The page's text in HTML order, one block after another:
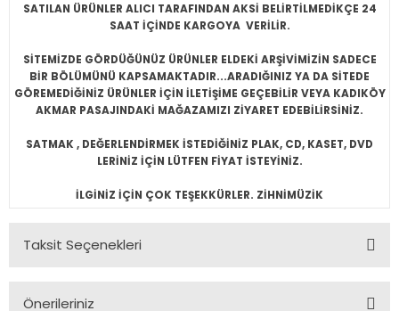
SATILAN ÜRÜNLER ALICI TARAFINDAN AKSİ BELİRTİLMEDİKÇE 24
SAAT İÇİNDE KARGOYA VERİLİR.
SİTEMİZDE GÖRDÜĞÜNÜZ ÜRÜNLER ELDEKİ ARŞİVİMİZİN SADECE
BİR BÖLÜMÜNÜ KAPSAMAKTADIR...ARADIĞINIZ YA DA SİTEDE
GÖREMEDİĞİNİZ ÜRÜNLER İÇİN İLETİŞİME GEÇEBİLİR VEYA KADIKÖY
AKMAR PASAJINDAKİ MAĞAZAMIZI ZİYARET EDEBİLİRSİNİZ.
SATMAK , DEĞERLENDİRMEK İSTEDİĞİNİZ PLAK, CD, KASET, DVD
LERİNİZ İÇİN LÜTFEN FİYAT İSTEYİNİZ.
İLGİNİZ İÇİN ÇOK TEŞEKKÜRLER. ZİHNİMÜZİK
Taksit Seçenekleri
Önerileriniz